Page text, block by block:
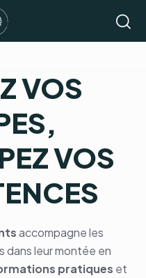
VOS
VOS
accompagne les
dans leur montée en
pratiques et